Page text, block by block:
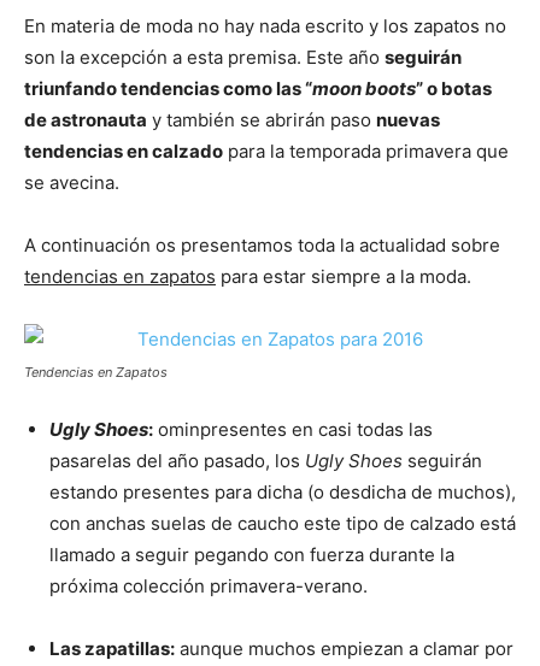
En materia de moda no hay nada escrito y los zapatos no
son la excepción a esta premisa. Este año seguirán
triunfando tendencias como las “moon boots” o botas
de astronauta y también se abrirán paso nuevas
tendencias en calzado para la temporada primavera que
se avecina.
A continuación os presentamos toda la actualidad sobre
tendencias en zapatos para estar siempre a la moda.
Tendencias en Zapatos
Ugly Shoes: ominpresentes en casi todas las
pasarelas del año pasado, los Ugly Shoes seguirán
estando presentes para dicha (o desdicha de muchos),
con anchas suelas de caucho este tipo de calzado está
llamado a seguir pegando con fuerza durante la
próxima colección primavera-verano.
Las zapatillas: aunque muchos empiezan a clamar por